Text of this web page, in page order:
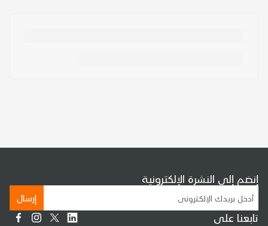
إنضم إلى النشرة الإلكترونية
إرسال
تابعنا على